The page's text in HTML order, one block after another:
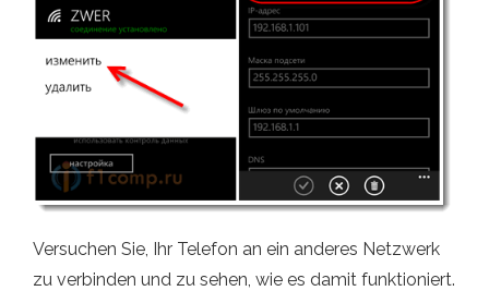
Versuchen Sie, Ihr Telefon an ein anderes Netzwerk
zu verbinden und zu sehen, wie es damit funktioniert.